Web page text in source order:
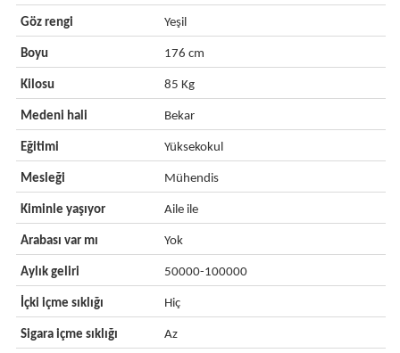
Göz rengi Yeşil
Boyu 176 cm
Kilosu 85 Kg
Medeni hali Bekar
Eğitimi Yüksekokul
Mesleği Mühendis
Kiminle yaşıyor Aile ile
Arabası var mı Yok
Aylık geliri 50000-100000
İçki içme sıklığı Hiç
Sigara içme sıklığı Az